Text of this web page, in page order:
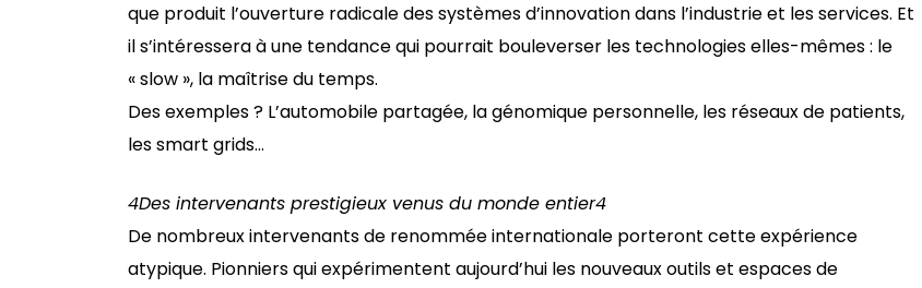
que produit l’ouverture radicale des systèmes d’innovation dans l’industrie et les services. Et
il s’intéressera à une tendance qui pourrait bouleverser les technologies elles-mêmes : le
« slow », la maîtrise du temps.
Des exemples ? L’automobile partagée, la génomique personnelle, les réseaux de patients,
les smart grids…
4Des intervenants prestigieux venus du monde entier4
De nombreux intervenants de renommée internationale porteront cette expérience
atypique. Pionniers qui expérimentent aujourd’hui les nouveaux outils et espaces de